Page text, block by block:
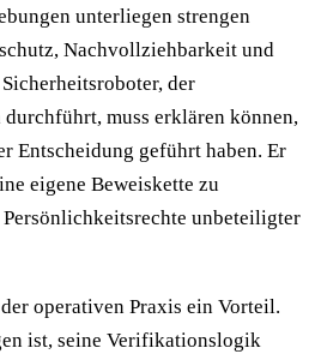
unterliegen strengen
Nachvollziehbarkeit und
der
muss erklären können,
Entscheidung geführt haben. Er
eigene Beweiskette zu
unbeteiligter
operativen Praxis ein Vorteil.
ist, seine Verifikationslogik